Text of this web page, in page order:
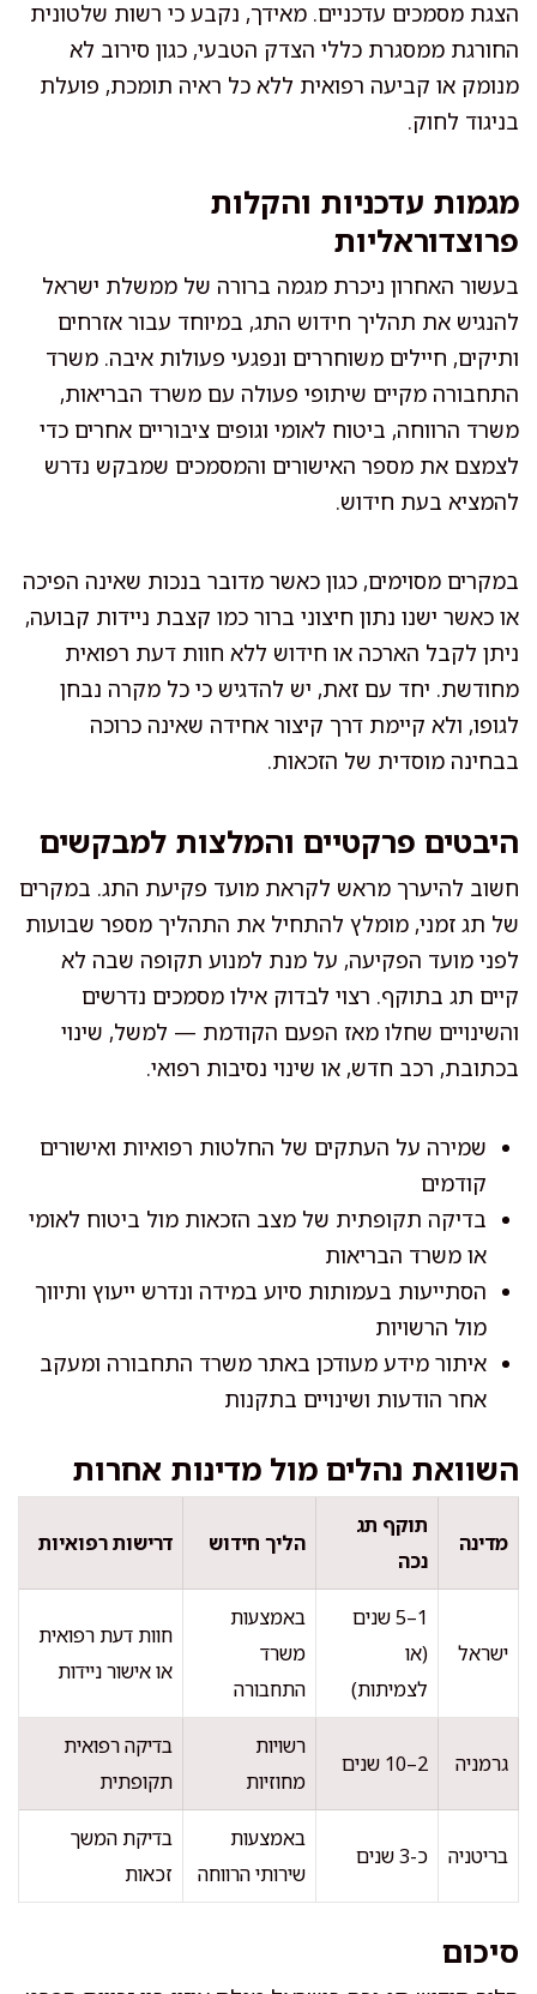
הצגת מסמכים עדכניים. מאידך, נקבע כי רשות שלטונית
החורגת ממסגרת כללי הצדק הטבעי, כגון סירוב לא
מנומק או קביעה רפואית ללא כל ראיה תומכת, פועלת
בניגוד לחוק.
מגמות עדכניות והקלות
פרוצדוראליות
בעשור האחרון ניכרת מגמה ברורה של ממשלת ישראל
להנגיש את תהליך חידוש התג, במיוחד עבור אזרחים
ותיקים, חיילים משוחררים ונפגעי פעולות איבה. משרד
התחבורה מקיים שיתופי פעולה עם משרד הבריאות,
משרד הרווחה, ביטוח לאומי וגופים ציבוריים אחרים כדי
לצמצם את מספר האישורים והמסמכים שמבקש נדרש
להמציא בעת חידוש.
במקרים מסוימים, כגון כאשר מדובר בנכות שאינה הפיכה
או כאשר ישנו נתון חיצוני ברור כמו קצבת ניידות קבועה,
ניתן לקבל הארכה או חידוש ללא חוות דעת רפואית
מחודשת. יחד עם זאת, יש להדגיש כי כל מקרה נבחן
לגופו, ולא קיימת דרך קיצור אחידה שאינה כרוכה
בבחינה מוסדית של הזכאות.
היבטים פרקטיים והמלצות למבקשים
חשוב להיערך מראש לקראת מועד פקיעת התג. במקרים
של תג זמני, מומלץ להתחיל את התהליך מספר שבועות
לפני מועד הפקיעה, על מנת למנוע תקופה שבה לא
קיים תג בתוקף. רצוי לבדוק אילו מסמכים נדרשים
והשינויים שחלו מאז הפעם הקודמת — למשל, שינוי
בכתובת, רכב חדש, או שינוי נסיבות רפואי.
שמירה על העתקים של החלטות רפואיות ואישורים
קודמים
בדיקה תקופתית של מצב הזכאות מול ביטוח לאומי
או משרד הבריאות
הסתייעות בעמותות סיוע במידה ונדרש ייעוץ ותיווך
מול הרשויות
איתור מידע מעודכן באתר משרד התחבורה ומעקב
אחר הודעות ושינויים בתקנות
השוואת נהלים מול מדינות אחרות
מדינה
תוקף תג
נכה
הליך חידוש דרישות רפואיות
ישראל
1–5 שנים
(או
לצמיתות)
באמצעות
משרד
התחבורה
חוות דעת רפואית
או אישור ניידות
גרמניה 2–10 שנים
רשויות
מחוזיות
בדיקה רפואית
תקופתית
בריטניה כ-3 שנים
באמצעות
שירותי הרווחה
בדיקת המשך
זכאות
סיכום